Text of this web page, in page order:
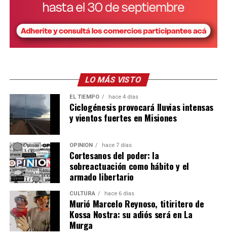
LO MÁS VISTO
EL TIEMPO hace 4 días
Ciclogénesis provocará lluvias intensas
y vientos fuertes en Misiones
OPINIÓN hace 7 días
Cortesanos del poder: la
sobreactuación como hábito y el
armado libertario
CULTURA hace 6 días
Murió Marcelo Reynoso, titiritero de
Kossa Nostra: su adiós será en La
Murga